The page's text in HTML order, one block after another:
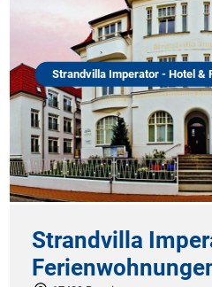
Strandvilla Imperator - Hotel &
Strandvilla